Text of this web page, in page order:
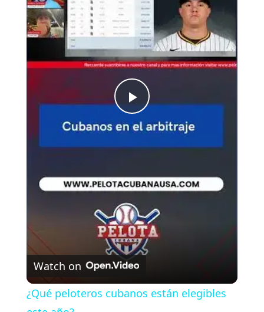
P
l
a
y
V
i
Watch on
¿Qué peloteros cubanos están elegibles